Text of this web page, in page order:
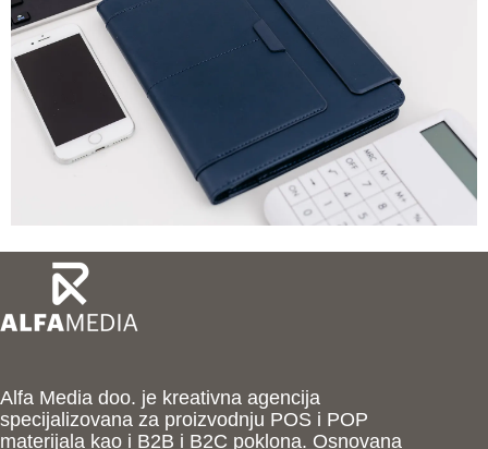
Alfa Media doo. je kreativna agencija
specijalizovana za proizvodnju POS i POP
materijala kao i B2B i B2C poklona. Osnovana